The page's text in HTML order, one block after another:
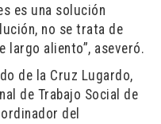
es una solución
no se trata de
largo aliento”, aseveró.
de la Cruz Lugardo,
de Trabajo Social de
del